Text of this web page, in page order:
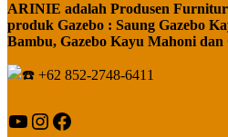
ARINIE adalah Produsen
produk Gazebo : Saung Gazebo
Bambu, Gazebo Kayu Mahoni dan
+62 852-2748-6411
YouTube
Instagram
Facebook